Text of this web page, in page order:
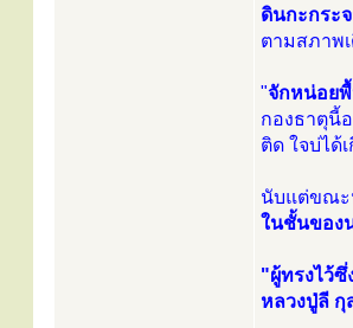
ดินกะกระ
ตามสภาพ
"จักหน่อย
กองธาตุนี้
ติด ใจบ่ได้
นับแต่ขณะ
ในชั้นของ
"ผู้ทรงไว้
หลวงปู่ลี กุ